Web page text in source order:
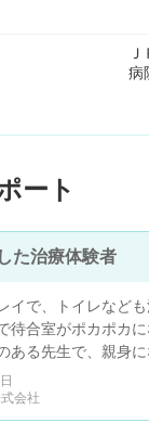
病
ート
た治療体験者
イで、トイレなども
待合室がポカポカに
ある先生で、親身
会社